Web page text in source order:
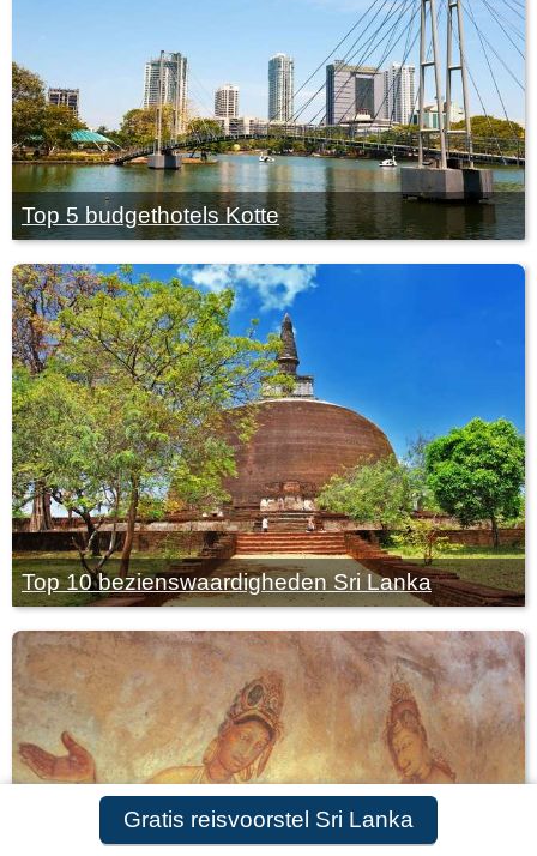
Gratis reisvoorstel Sri Lanka
Top 5 budgethotels Kotte
Top 10 bezienswaardigheden Sri Lanka